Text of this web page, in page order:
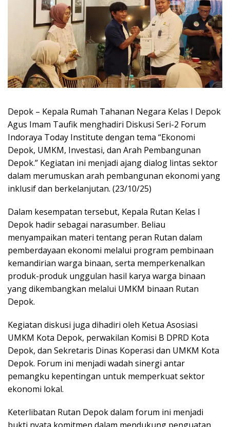
Depok – Kepala Rumah Tahanan Negara Kelas I Depok
Agus Imam Taufik menghadiri Diskusi Seri-2 Forum
Indoraya Today Institute dengan tema “Ekonomi
Depok, UMKM, Investasi, dan Arah Pembangunan
Depok.” Kegiatan ini menjadi ajang dialog lintas sektor
dalam merumuskan arah pembangunan ekonomi yang
inklusif dan berkelanjutan. (23/10/25)
Dalam kesempatan tersebut, Kepala Rutan Kelas I
Depok hadir sebagai narasumber. Beliau
menyampaikan materi tentang peran Rutan dalam
pemberdayaan ekonomi melalui program pembinaan
kemandirian warga binaan, serta memperkenalkan
produk-produk unggulan hasil karya warga binaan
yang dikembangkan melalui UMKM binaan Rutan
Depok.
Kegiatan diskusi juga dihadiri oleh Ketua Asosiasi
UMKM Kota Depok, perwakilan Komisi B DPRD Kota
Depok, dan Sekretaris Dinas Koperasi dan UMKM Kota
Depok. Forum ini menjadi wadah sinergi antar
pemangku kepentingan untuk memperkuat sektor
ekonomi lokal.
Keterlibatan Rutan Depok dalam forum ini menjadi